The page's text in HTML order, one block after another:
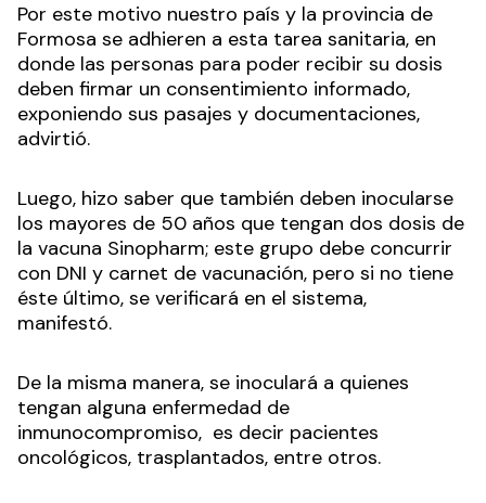
Por este motivo nuestro país y la provincia de
Formosa se adhieren a esta tarea sanitaria, en
donde las personas para poder recibir su dosis
deben firmar un consentimiento informado,
exponiendo sus pasajes y documentaciones,
advirtió.
Luego, hizo saber que también deben inocularse
los mayores de 50 años que tengan dos dosis de
la vacuna Sinopharm; este grupo debe concurrir
con DNI y carnet de vacunación, pero si no tiene
éste último, se verificará en el sistema,
manifestó.
De la misma manera, se inoculará a quienes
tengan alguna enfermedad de
inmunocompromiso, es decir pacientes
oncológicos, trasplantados, entre otros.